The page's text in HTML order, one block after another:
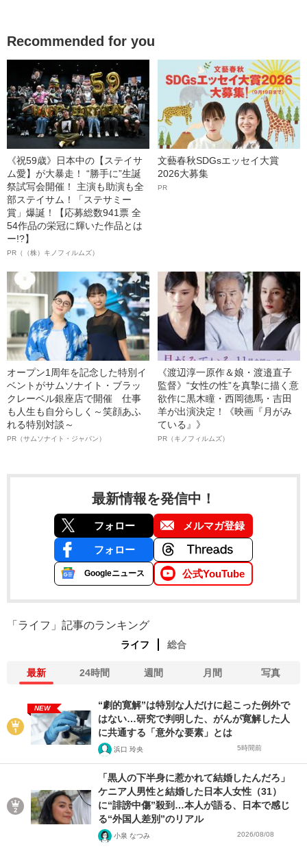
Recommended for you
《祝59歳》日本中の【ステイサ
ム愛】が大暴走！ “勝手に”生誕
祭試写会開催！ 主演も助演も全
部ステイサム！「ステサミー
賞」爆誕！【応募総数941票 全
54作品の栄冠に輝いた作品とは
ー!?】
PR（（株）キノフィルムズ）
文藝春秋SDGsエッセイ大賞
2026大募集
PR
オープン1周年を記念した特別イ
ベントがサムソナイト・ブラッ
クレーベル銀座店で開催 仕事
も人生も自分らしく～笑顔あふ
れる特別対談～
PR（サムソナイト・ジャパン）
《渡辺淳一原作＆娘・渡邉直子
監督》“女性の性”を真摯に描く意
欲作に黒木瞳・西岡德馬・吉田
羊が出演決定！《映画『月がみ
ている』》
PR（キノフィルムズ）
最新情報を発信中！
フォロー メルマガ登録
フォロー
Googleニュース 公式YouTube
「ライフ」記事のランキング
ライフ 総合
最新 24時間 週間 月間 写真
NEW
“劇的寛解”は特別な人だけに起こった例外で
はない…研究で判明した、がんが寛解した人
に共通する「意外な要素」とは
浜口 玲央 5時間前
「黒人の下半身に惹かれて結婚したんだろ」
ケニア人男性と結婚した日本人女性（31）
に“誹謗中傷”殺到…本人が語る、日本で感じ
る“外国人差別”のリアル
小泉 なつみ 2026/08/08